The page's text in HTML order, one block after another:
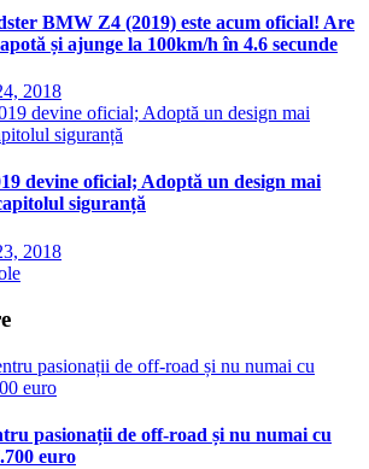
BMW Z4 (2019) este acum oficial! Are
și ajunge la 100km/h în 4.6 secunde
2018
devine oficial; Adoptă un design mai
siguranță
2018
pasionații de off-road și nu numai cu
euro